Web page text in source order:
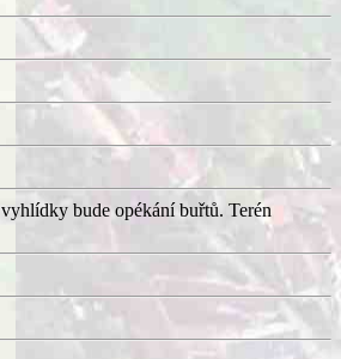
bude opékání buřtů. Terén